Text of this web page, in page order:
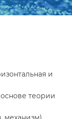
и
теории